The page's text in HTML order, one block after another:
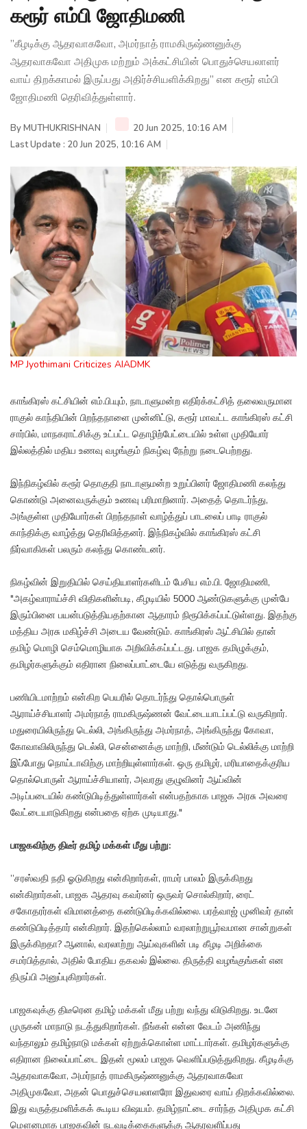
கரூர் எம்பி ஜோதிமணி
”கீழடிக்கு ஆதரவாகவோ, அமர்நாத் ராமகிருஷ்ணனுக்கு
ஆதரவாகவோ அதிமுக மற்றும் அக்கட்சியின் பொதுச்செயலாளர்
வாய் திறக்காமல் இருப்பது அதிர்ச்சியளிக்கிறது” என கரூர் எம்பி
ஜோதிமணி தெரிவித்துள்ளார்.
ByMUTHUKRISHNAN
20 Jun 2025, 10:16 AM
Last Update : 20 Jun 2025, 10:16 AM
MP Jyothimani Criticizes AIADMK
காங்கிரஸ் கட்சியின் எம்.பி.யும், நாடாளுமன்ற எதிர்க்கட்சித் தலைவருமான
ராகுல் காந்தியின் பிறந்தநாளை முன்னிட்டு, கரூர் மாவட்ட காங்கிரஸ் கட்சி
சார்பில், மாநகராட்சிக்கு உட்பட்ட தொழிற்பேட்டையில் உள்ள முதியோர்
இல்லத்தில் மதிய உணவு வழங்கும் நிகழ்வு நேற்று நடைபெற்றது.
இந்நிகழ்வில் கரூர் தொகுதி நாடாளுமன்ற உறுப்பினர் ஜோதிமணி கலந்து
கொண்டு அனைவருக்கும் உணவு பரிமாறினார். அதைத் தொடர்ந்து,
அங்குள்ள முதியோர்கள் பிறந்தநாள் வாழ்த்துப் பாடலைப் பாடி ராகுல்
காந்திக்கு வாழ்த்து தெரிவித்தனர். இந்நிகழ்வில் காங்கிரஸ் கட்சி
நிர்வாகிகள் பலரும் கலந்து கொண்டனர்.
நிகழ்வின் இறுதியில் செய்தியாளர்களிடம் பேசிய எம்.பி. ஜோதிமணி,
"அகழ்வாராய்ச்சி விதிகளின்படி, கீழடியில் 5000 ஆண்டுகளுக்கு முன்பே
இரும்பினை பயன்படுத்தியதற்கான ஆதாரம் நிரூபிக்கப்பட்டுள்ளது. இதற்கு
மத்திய அரசு மகிழ்ச்சி அடைய வேண்டும். காங்கிரஸ் ஆட்சியில் தான்
தமிழ் மொழி செம்மொழியாக அறிவிக்கப்பட்டது. பாஜக தமிழுக்கும்,
தமிழர்களுக்கும் எதிரான நிலைப்பாட்டையே எடுத்து வருகிறது.
பணியிடமாற்றம் என்கிற பெயரில் தொடர்ந்து தொல்பொருள்
ஆராய்ச்சியாளர் அமர்நாத் ராமகிருஷ்ணன் வேட்டையாடப்பட்டு வருகிறார்.
மதுரையிலிருந்து டெல்லி, அங்கிருந்து அமர்நாத், அங்கிருந்து கோவா,
கோவாவிலிருந்து டெல்லி, சென்னைக்கு மாற்றி, மீண்டும் டெல்லிக்கு மாற்றி
இப்போது நொய்டாவிற்கு மாற்றியுள்ளார்கள். ஒரு தமிழர், மரியாதைக்குரிய
தொல்பொருள் ஆராய்ச்சியாளர், அவரது குழுவினர் ஆய்வின்
அடிப்படையில் கண்டுபிடித்துள்ளார்கள் என்பதற்காக பாஜக அரசு அவரை
வேட்டையாடுகிறது என்பதை ஏற்க முடியாது."
பாஜகவிற்கு திடீர் தமிழ் மக்கள் மீது பற்று:
”சரஸ்வதி நதி ஓடுகிறது என்கிறார்கள், ராமர் பாலம் இருக்கிறது
என்கிறார்கள், பாஜக ஆதரவு கவர்னர் ஒருவர் சொல்கிறார், ரைட்
சகோதரர்கள் விமானத்தை கண்டுபிடிக்கவில்லை. பரத்வாஜ் முனிவர் தான்
கண்டுபிடித்தார் என்கிறார். இதற்கெல்லாம் வரலாற்றுபூர்வமான சான்றுகள்
இருக்கிறதா? ஆனால், வரலாற்று ஆய்வுகளின் படி கீழடி அறிக்கை
சமர்பித்தால், அதில் போதிய தகவல் இல்லை. திருத்தி வழங்குங்கள் என
திருப்பி அனுப்புகிறார்கள்.
பாஜகவுக்கு திடீரென தமிழ் மக்கள் மீது பற்று வந்து விடுகிறது. உடனே
முருகன் மாநாடு நடத்துகிறார்கள். நீங்கள் என்ன வேடம் அணிந்து
வந்தாலும் தமிழ்நாடு மக்கள் ஏற்றுக்கொள்ள மாட்டார்கள். தமிழர்களுக்கு
எதிரான நிலைப்பாட்டை இதன் மூலம் பாஜக வெளிப்படுத்துகிறது. கீழடிக்கு
ஆதரவாகவோ, அமர்நாத் ராமகிருஷ்ணனுக்கு ஆதரவாகவோ
அதிமுகவோ, அதன் பொதுச்செயலாளரோ இதுவரை வாய் திறக்கவில்லை.
இது வருத்தமளிக்கக் கூடிய விஷயம். தமிழ்நாட்டை சார்ந்த அதிமுக கட்சி
மௌனமாக பாஜகவின் நடவடிக்கைகளுக்கு ஆதரவளிப்பது